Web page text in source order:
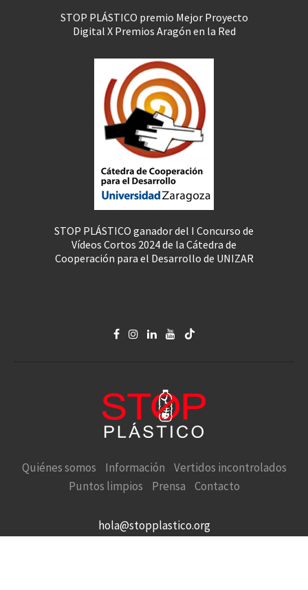
STOP PLÁSTICO premio Mejor Proyecto
Digital X Premios Aragón en la Red
STOP PLÁSTICO ganador del I Concurso de
Vídeos Cortos 2024 de la Cátedra de
Cooperación para el Desarrollo de UNIZAR
Quiénes somos Información
Vertidos incontrolados
Puntos limpios
Prensa Contacto
hola@stopplastico.org